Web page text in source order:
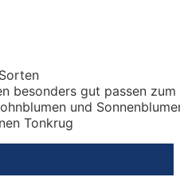
besonders gut passen zum
und
Tonkrug